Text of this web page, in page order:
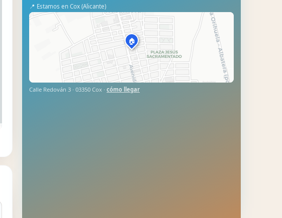
📍 Estamos en Cox (Alicante)
🏠
Calle Redován 3 · 03350 Cox ·cómo llegar